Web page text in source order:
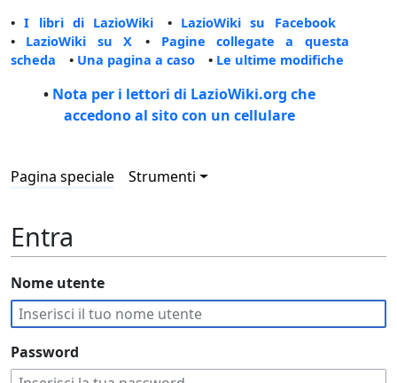
•I libri di LazioWiki • LazioWiki su Facebook
• LazioWiki su X • Pagine collegate a questa
scheda • Una pagina a caso • Le ultime modifiche
• Nota per i lettori di LazioWiki.org che
accedono al sito con un cellulare
Pagina speciale Strumenti
Entra
Nome utente
Password